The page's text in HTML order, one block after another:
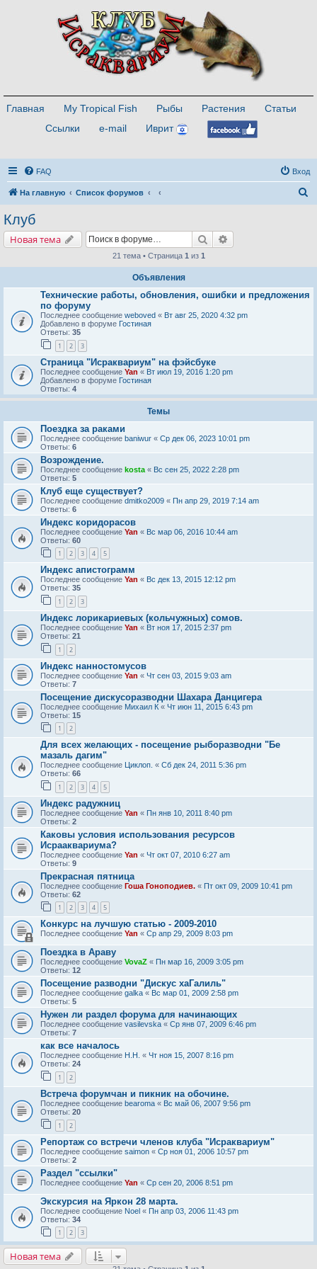
Главная My Tropical Fish Рыбы Растения
Статьи
Ссылки
e-mail Иврит
FAQ Вход
На главную Список форумов
Клуб
Новая тема Поиск
21 тема • Страница 1 из 1
Объявления
Технические работы, обновления, ошибки и предложения
по форуму
Последнее сообщение weboved « Вт авг 25, 2020 4:32 pm
Добавлено в форуме Гостиная
Ответы: 35
1 2 3
Страница "Исраквариум" на фэйсбуке
Последнее сообщение Yan « Вт июл 19, 2016 1:20 pm
Добавлено в форуме Гостиная
Ответы: 4
Темы
Поездка за раками
Последнее сообщение baniwur « Ср дек 06, 2023 10:01 pm
Ответы: 6
Возрождение.
Последнее сообщение kosta « Вс сен 25, 2022 2:28 pm
Ответы: 5
Клуб еще существует?
Последнее сообщение dmitko2009 « Пн апр 29, 2019 7:14 am
Ответы: 6
Индекс коридорасов
Последнее сообщение Yan « Вс мар 06, 2016 10:44 am
Ответы: 60
1 2 3 4 5
Индекс апистограмм
Последнее сообщение Yan « Вс дек 13, 2015 12:12 pm
Ответы: 35
1 2 3
Индекс лорикариевых (кольчужных) сомов.
Последнее сообщение Yan « Вт ноя 17, 2015 2:37 pm
Ответы: 21
1 2
Индекс нанностомусов
Последнее сообщение Yan « Чт сен 03, 2015 9:03 am
Ответы: 7
Посещение дискусоразводни Шахара Данцигера
Последнее сообщение Михаил К « Чт июн 11, 2015 6:43 pm
Ответы: 15
1 2
Для всех желающих - посещение рыборазводни "Бе
мазаль дагим"
Последнее сообщение Циклоп. « Сб дек 24, 2011 5:36 pm
Ответы: 66
1 2 3 4 5
Индекс радужниц
Последнее сообщение Yan « Пн янв 10, 2011 8:40 pm
Ответы: 2
Каковы условия использования ресурсов
Исрааквариума?
Последнее сообщение Yan « Чт окт 07, 2010 6:27 am
Ответы: 9
Прекрасная пятница
Последнее сообщение Гоша Гоноподиев. « Пт окт 09, 2009 10:41 pm
Ответы: 62
1 2 3 4 5
Конкурс на лучшую статью - 2009-2010
Последнее сообщение Yan « Ср апр 29, 2009 8:03 pm
Поездка в Араву
Последнее сообщение VovaZ « Пн мар 16, 2009 3:05 pm
Ответы: 12
Посещение разводни "Дискус хаГалиль"
Последнее сообщение galka « Вс мар 01, 2009 2:58 pm
Ответы: 5
Нужен ли раздел форума для начинающих
Последнее сообщение vasilevska « Ср янв 07, 2009 6:46 pm
Ответы: 7
как все началось
Последнее сообщение Н.Н. « Чт ноя 15, 2007 8:16 pm
Ответы: 24
1 2
Встреча форумчан и пикник на обочине.
Последнее сообщение bearoma « Вс май 06, 2007 9:56 pm
Ответы: 20
1 2
Репортаж со встречи членов клуба "Исраквариум"
Последнее сообщение saimon « Ср ноя 01, 2006 10:57 pm
Ответы: 2
Раздел "ссылки"
Последнее сообщение Yan « Ср сен 20, 2006 8:51 pm
Экскурсия на Яркон 28 марта.
Последнее сообщение Noel « Пн апр 03, 2006 11:43 pm
Ответы: 34
1 2 3
Новая тема